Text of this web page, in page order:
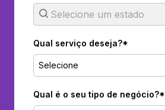
Qual serviço deseja?*
Selecione
Qual é o seu tipo de negócio?*